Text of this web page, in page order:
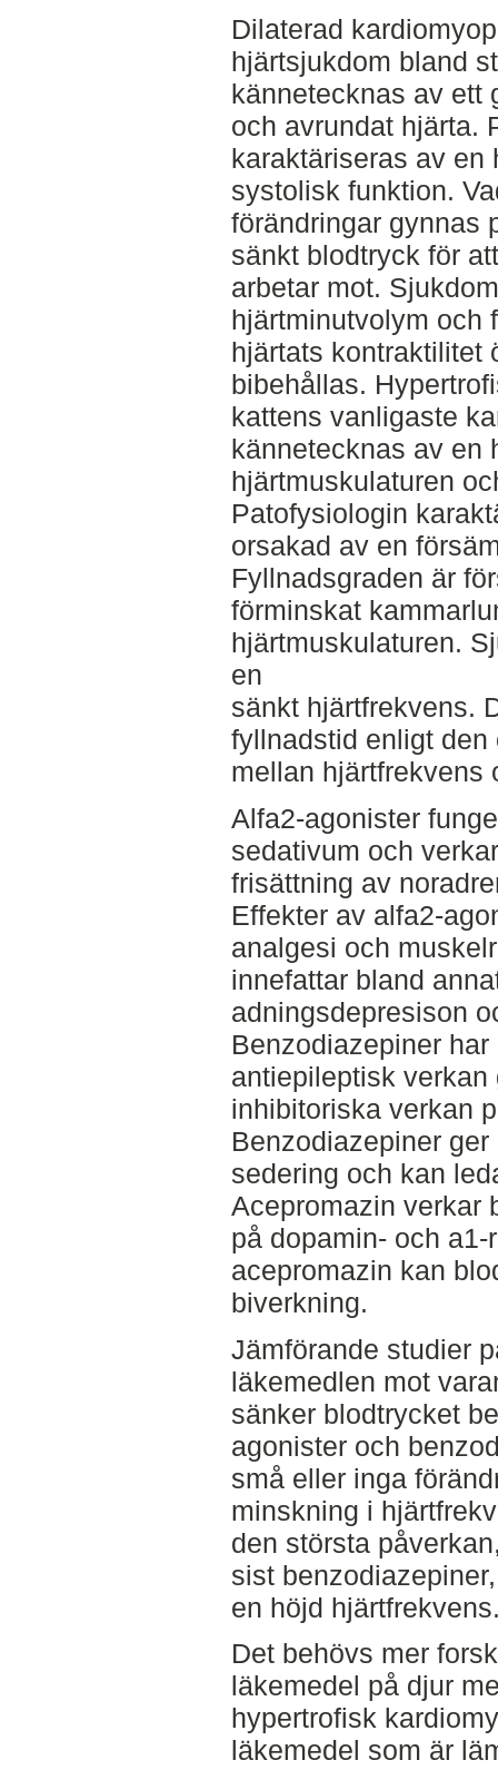
Dilaterad
hjärtsjukdom bland
kännetecknas av ett
och avrundat hjärta.
karaktäriseras av en
systolisk funktion.
förändringar gynnas
sänkt blodtryck för
arbetar mot.
hjärtminutvolym och
hjärtats kontraktilitet
bibehållas.
kattens vanligaste
kännetecknas av en
hjärtmuskulaturen
Patofysiologin
orsakad av en
Fyllnadsgraden är
förminskat
hjärtmuskulaturen.
en
sänkt hjärtfrekvens.
fyllnadstid enligt
mellan hjärtfrekvens
Alfa2-agonister
sedativum och
frisättning av
Effekter av alfa2-
analgesi och
innefattar bland
adningsdepresison
Benzodiazepiner
antiepileptisk verkan
inhibitoriska verkan
Benzodiazepiner
sedering och kan
Acepromazin verkar
på dopamin- och
acepromazin kan
biverkning.
Jämförande studier
läkemedlen mot
sänker blodtrycket
agonister och
små eller inga
minskning i
den största
sist
en höjd
Det behövs mer
läkemedel på djur
hypertrofisk
läkemedel som är